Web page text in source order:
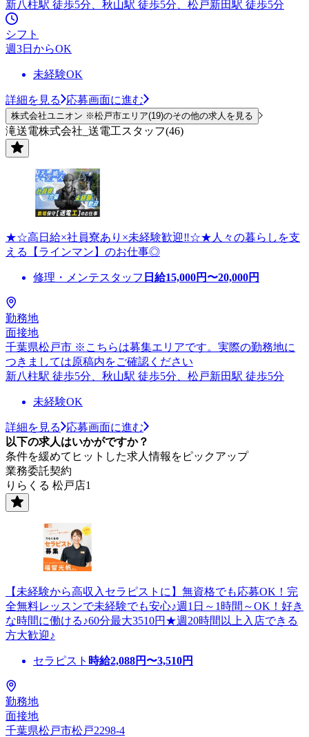
新八柱駅 徒歩5分、秋山駅 徒歩5分、松戸新田駅 徒歩5分
シフト
週3日からOK
未経験OK
詳細を見る 応募画面に進む
株式会社ユニオン ※松戸市エリア(19)のその他の求人を見る
滝送電株式会社_送電工スタッフ(46)
★☆高日給×社員寮あり×未経験歓迎‼☆★人々の暮らしを支
える【ラインマン】のお仕事◎
修理・メンテスタッフ 日給15,000円〜20,000円
勤務地
面接地
千葉県松戸市 ※こちらは募集エリアです。実際の勤務地に
つきましては原稿内をご確認ください
新八柱駅 徒歩5分、秋山駅 徒歩5分、松戸新田駅 徒歩5分
未経験OK
詳細を見る
応募画面に進む
以下の求人はいかがですか？
条件を緩めてヒットした求人情報をピックアップ
業務委託契約
りらくる 松戸店1
【未経験から高収入セラピストに】無資格でも応募OK！完
全無料レッスンで未経験でも安心♪週1日～1時間～OK！好き
な時間に働ける♪60分最大3510円★週20時間以上入店できる
方大歓迎♪
セラピスト 時給2,088円〜3,510円
勤務地
面接地
千葉県松戸市松戸2298-4